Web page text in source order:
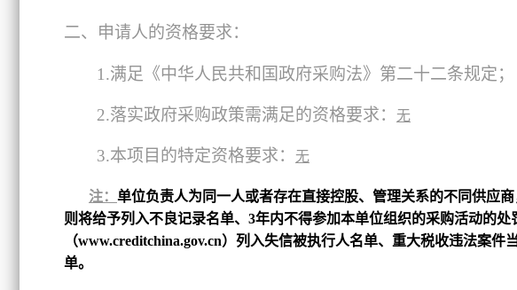
二、申请人的资格要求：
1.满足《中华人民共和国政府采购法》第二十二条规定；
2.落实政府采购政策需满足的资格要求： 无
3.本项目的特定资格要求： 无
注： 单位负责人为同一人或者存在直接控股、管理关系的不同供应
则将给予列入不良记录名单、3年内不得参加本单位组织的采购活动的
（www.creditchina.gov.cn）列入失信被执行人名单、重大税收违法案
单。